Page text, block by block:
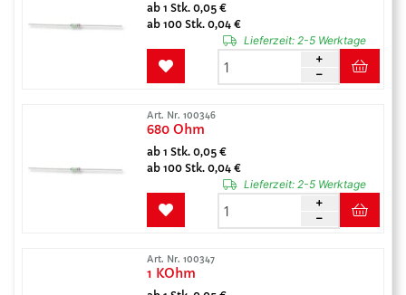
ab 1 Stk. 0,05 €
ab 100 Stk. 0,04 €
Lieferzeit:2-5 Werktage
Art. Nr. 100346
680 Ohm
ab 1 Stk. 0,05 €
ab 100 Stk. 0,04 €
Lieferzeit:2-5 Werktage
Art. Nr. 100347
1 KOhm